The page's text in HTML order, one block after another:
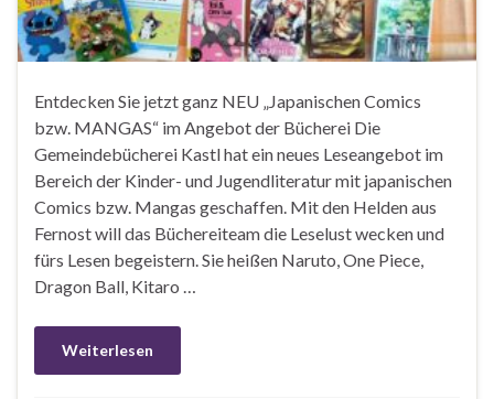
Entdecken Sie jetzt ganz NEU „Japanischen Comics
bzw. MANGAS“ im Angebot der Bücherei Die
Gemeindebücherei Kastl hat ein neues Leseangebot im
Bereich der Kinder- und Jugendliteratur mit japanischen
Comics bzw. Mangas geschaffen. Mit den Helden aus
Fernost will das Büchereiteam die Leselust wecken und
fürs Lesen begeistern. Sie heißen Naruto, One Piece,
Dragon Ball, Kitaro …
Weiterlesen